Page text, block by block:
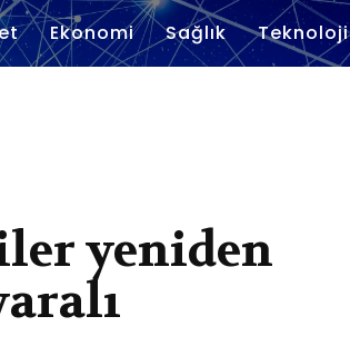
Ekonomi Sağlık Teknoloji
yeniden